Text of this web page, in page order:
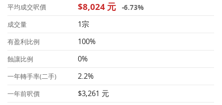
平均成交呎價
$8,024 元 -6.73%
成交量 1宗
有盈利比例 100%
蝕讓比例 0%
一年轉手率(二手) 2.2%
一年前呎價 $3,261 元